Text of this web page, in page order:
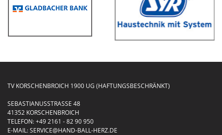
TV KORSCHENBROICH 1900 UG (HAFTUNGSBESCHRÄNKT)
SEBASTIANUSSTRASSE 48
41352 KORSCHENBROICH
TELEFON:+49 2161 - 82 90 950
E-MAIL:SERVICE@HAND-BALL-HERZ.DE